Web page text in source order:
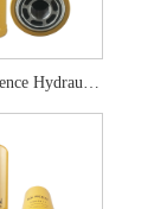
Cross Reference Hydraulic Filter HF6555